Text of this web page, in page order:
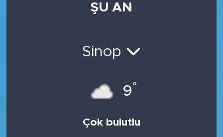
ŞU AN
Sinop
9°
Çok bulutlu
Son Dakika Haberleri